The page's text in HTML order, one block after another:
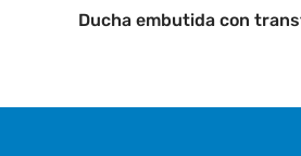
Ducha embutida con